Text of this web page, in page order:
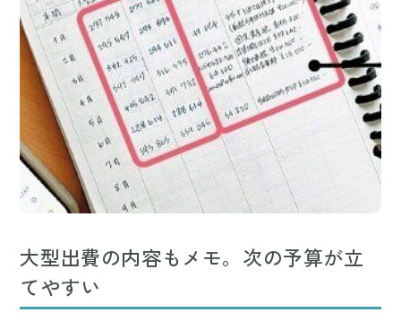
大型出費の内容もメモ。次の予算が立
てやすい